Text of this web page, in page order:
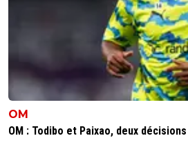
OM
OM : Todibo et Paixao, deux